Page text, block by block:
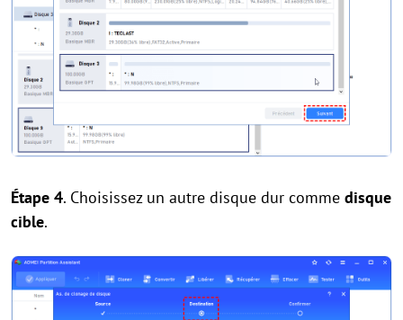
Étape 4. Choisissez un autre disque dur comme disque
cible.